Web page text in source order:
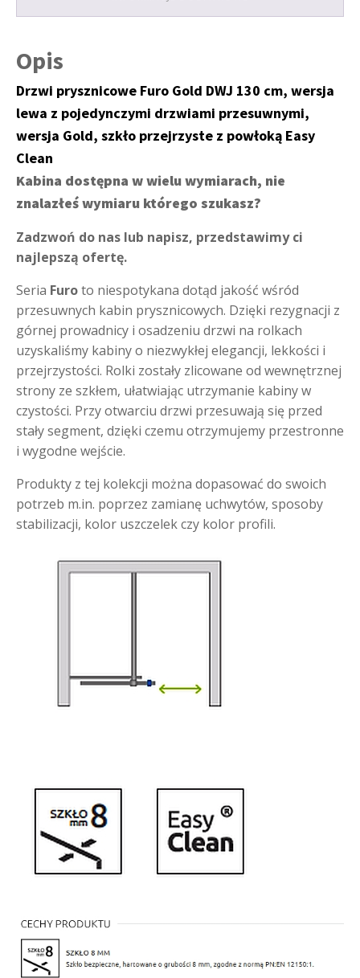
Opis
Drzwi prysznicowe Furo Gold DWJ 130 cm, wersja
lewa z pojedynczymi drzwiami przesuwnymi,
wersja Gold, szkło przejrzyste z powłoką Easy
Clean
Kabina dostępna w wielu wymiarach, nie
znalazłeś wymiaru którego szukasz?
Zadzwoń do nas lub napisz, przedstawimy ci
najlepszą ofertę.
Seria Furoto niespotykana dotąd jakość wśród
przesuwnych kabin prysznicowych. Dzięki rezygnacji z
górnej prowadnicy i osadzeniu drzwi na rolkach
uzyskaliśmy kabiny o niezwykłej elegancji, lekkości i
przejrzystości. Rolki zostały zlicowane od wewnętrznej
strony ze szkłem, ułatwiając utrzymanie kabiny w
czystości. Przy otwarciu drzwi przesuwają się przed
stały segment, dzięki czemu otrzymujemy przestronne
i wygodne wejście.
Produkty z tej kolekcji można dopasować do swoich
potrzeb m.in. poprzez zamianę uchwytów, sposoby
stabilizacji, kolor uszczelek czy kolor profili.